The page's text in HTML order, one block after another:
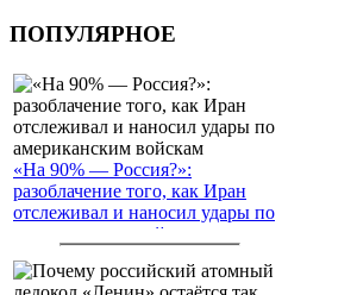
ПОПУЛЯРНОЕ
«На 90% — Россия?»:
разоблачение того, как Иран
отслеживал и наносил удары по
американским войскам